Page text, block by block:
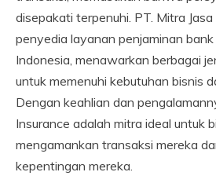
disepakati terpenuhi. PT. Mitra
penyedia layanan penjaminan
Indonesia, menawarkan berbagai
untuk memenuhi kebutuhan bisnis
Dengan keahlian dan
Insurance adalah mitra ideal untuk
mengamankan transaksi mereka
kepentingan mereka.